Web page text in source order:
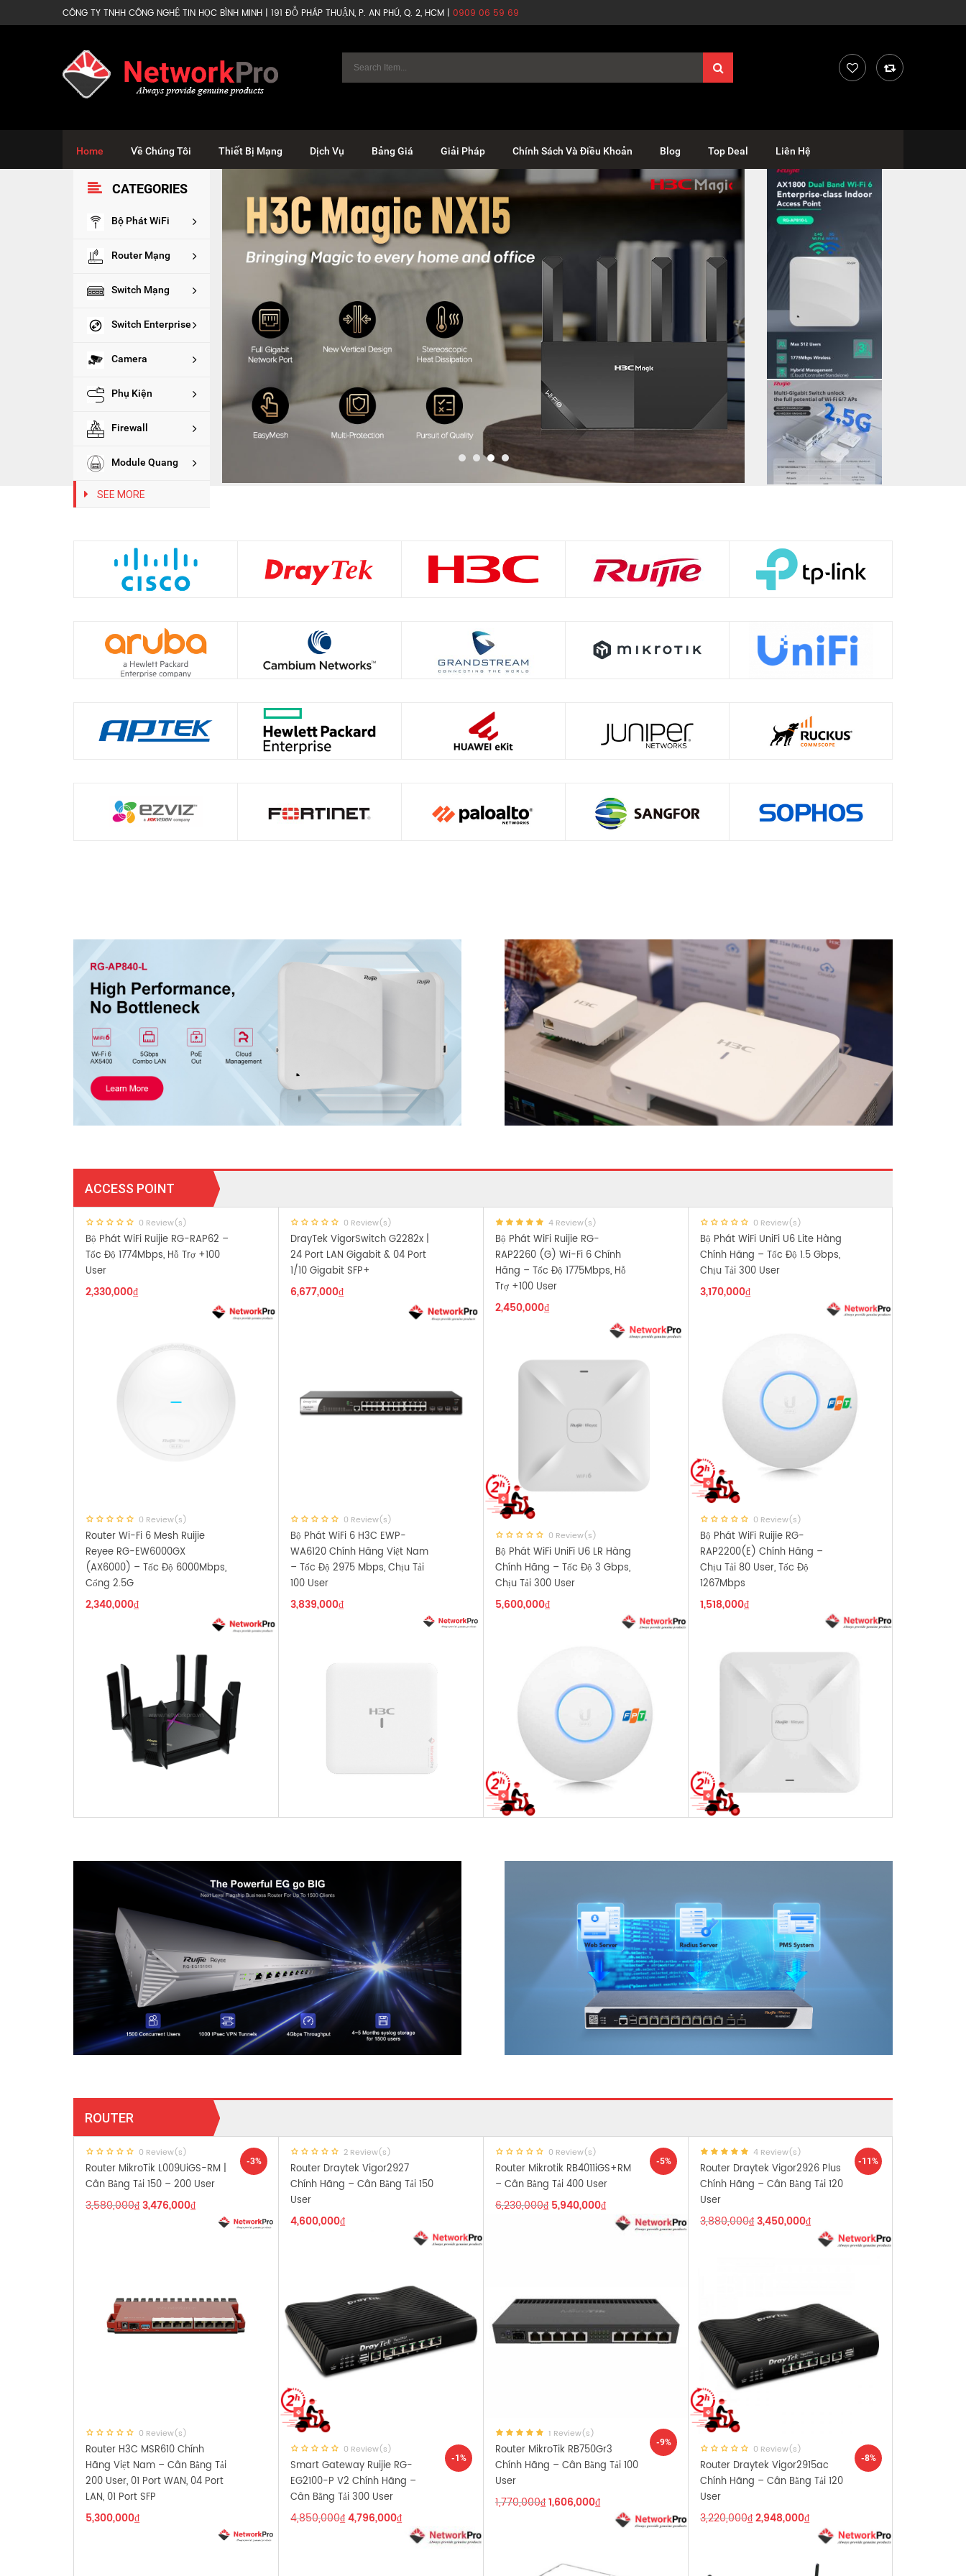
CÔNG TY TNHH CÔNG NGHỆ TIN HỌC BÌNH MINH | 191 ĐỖ PHÁP THUẬN, P. AN PHÚ, Q. 2, HCM | 0909 06 59 69
Home Về Chúng Tôi Thiết Bị Mạng Dịch Vụ Bảng Giá Giải Pháp Chính Sách Và Điều Khoản Blog Top Deal Liên Hệ
CATEGORIES
Bộ Phát WiFi
Router Mạng
Switch Mạng
Switch Enterprise
Camera
Phụ Kiện
Firewall
Module Quang
SEE MORE
ACCESS POINT
0 Review(s)
Bộ Phát WiFi Ruijie RG-RAP62 –
Tốc Độ 1774Mbps, Hỗ Trợ +100
User
2,330,000₫
0 Review(s)
Router Wi-Fi 6 Mesh Ruijie
Reyee RG-EW6000GX
(AX6000) – Tốc Độ 6000Mbps,
Cổng 2.5G
2,340,000₫
0 Review(s)
DrayTek VigorSwitch G2282x |
24 Port LAN Gigabit & 04 Port
1/10 Gigabit SFP+
6,677,000₫
0 Review(s)
Bộ Phát WiFi 6 H3C EWP-
WA6120 Chính Hãng Việt Nam
– Tốc Độ 2975 Mbps, Chịu Tải
100 User
3,839,000₫
4 Review(s)
Bộ Phát WiFi Ruijie RG-
RAP2260 (G) Wi-Fi 6 Chính
Hãng – Tốc Độ 1775Mbps, Hỗ
Trợ +100 User
2,450,000₫
0 Review(s)
Bộ Phát WiFi UniFi U6 LR Hàng
Chính Hãng – Tốc Độ 3 Gbps,
Chịu Tải 300 User
5,600,000₫
0 Review(s)
Bộ Phát WiFi UniFi U6 Lite Hàng
Chính Hãng – Tốc Độ 1.5 Gbps,
Chịu Tải 300 User
3,170,000₫
0 Review(s)
Bộ Phát WiFi Ruijie RG-
RAP2200(E) Chính Hãng –
Chịu Tải 80 User, Tốc Độ
1267Mbps
1,518,000₫
ROUTER
0 Review(s)
Router MikroTik L009UiGS-RM |
Cân Bằng Tải 150 – 200 User
3,580,000₫3,476,000₫
-3%
0 Review(s)
Router H3C MSR610 Chính
Hãng Việt Nam – Cân Bằng Tải
200 User, 01 Port WAN, 04 Port
LAN, 01 Port SFP
5,300,000₫
2 Review(s)
Router Draytek Vigor2927
Chính Hãng – Cân Bằng Tải 150
User
4,600,000₫
0 Review(s)
Smart Gateway Ruijie RG-
EG2100-P V2 Chính Hãng –
Cân Bằng Tải 300 User
4,850,000₫4,796,000₫
-1%
0 Review(s)
Router Mikrotik RB4011iGS+RM
– Cân Bằng Tải 400 User
6,230,000₫ 5,940,000₫
-5%
1 Review(s)
Router MikroTik RB750Gr3
Chính Hãng – Cân Bằng Tải 100
User
1,770,000₫1,606,000₫
-9%
4 Review(s)
Router Draytek Vigor2926 Plus
Chính Hãng – Cân Bằng Tải 120
User
3,880,000₫3,450,000₫
-11%
0 Review(s)
Router Draytek Vigor2915ac
Chính Hãng – Cân Bằng Tải 120
User
3,220,000₫2,948,000₫
-8%